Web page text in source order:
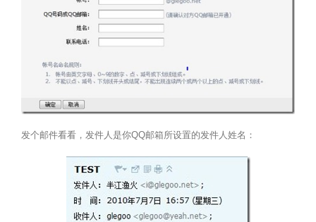
发个邮件看看，发件人是你QQ邮箱所设置的发件人姓名：